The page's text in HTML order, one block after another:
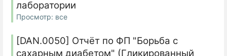
лаборатории
Просмотр: все
[DAN.0050] Отчёт по ФП "Борьба с
сахарным диабетом" (Гликированный